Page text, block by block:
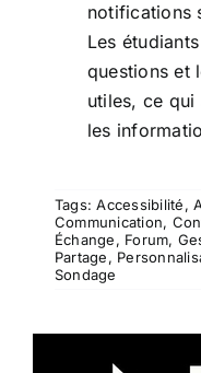
notifications
Les
questions et
utiles, ce qui
les
Tags:Accessibilité,
Communication,
Échange, Forum,
Partage,
Sondage